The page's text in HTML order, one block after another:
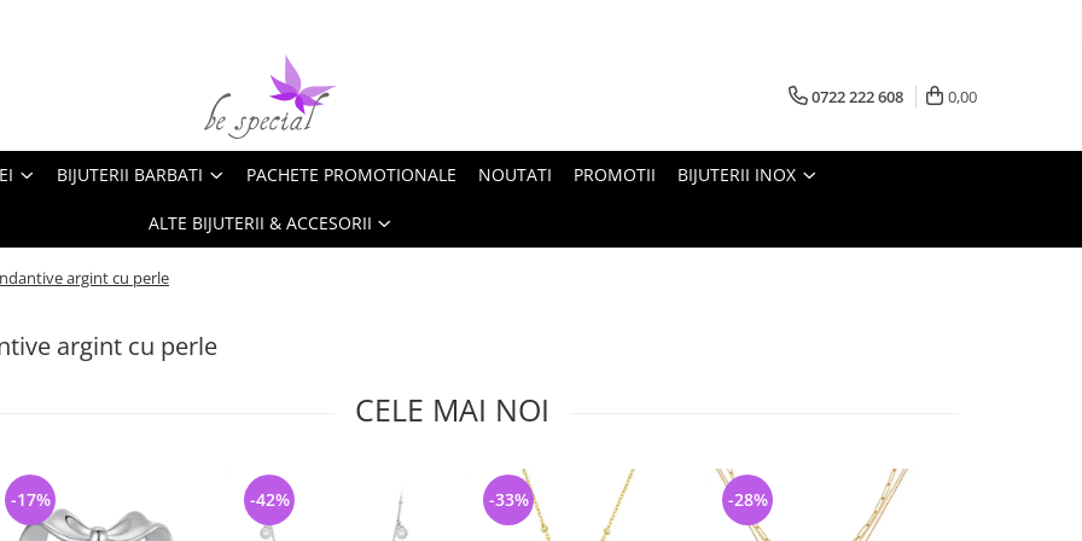
0722 222 608 0,00
BIJUTERII BARBATI PACHETE PROMOTIONALE NOUTATI PROMOTII BIJUTERII INOX
ALTE BIJUTERII & ACCESORII
argint cu perle
argint cu perle
CELE MAI NOI
-17% -42% -33% -28%